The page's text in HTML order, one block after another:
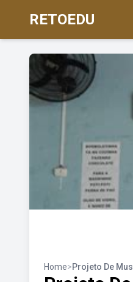
RETOEDU
Home>Projeto De